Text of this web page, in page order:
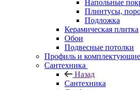
Напольные
Плинтусы,
Подложка
Керамическая плитка
Обои
Подвесные потолки
Профиль и комплектующие
Сантехника
Назад
Сантехника